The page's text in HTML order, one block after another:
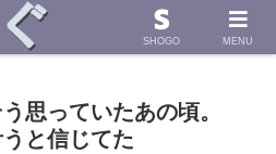
」に導かれて したためた物語
思っていたあの頃。
と信じてた
SHOGO MENU